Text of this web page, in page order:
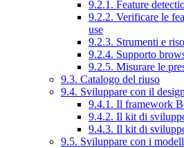
9.2.1. Feature
9.2.2. Verificare le
use
9.2.3. Strumenti e
9.2.4. Supporto
9.2.5. Misurare le
9.3. Catalogo del riuso
9.4. Sviluppare con il
9.4.1. Il framework
9.4.2. Il kit di
9.4.3. Il kit di
9.5. Sviluppare con i